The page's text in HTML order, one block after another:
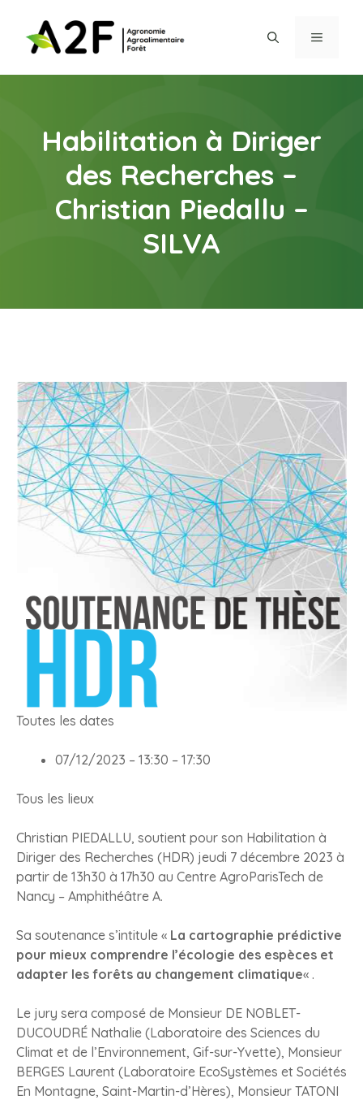
contenu
MENU
Habilitation à Diriger
des Recherches –
Christian Piedallu –
SILVA
Toutes les dates
07/12/2023 – 13:30 – 17:30
Tous les lieux
Christian PIEDALLU, soutient pour son Habilitation à
Diriger des Recherches (HDR) jeudi 7 décembre 2023 à
partir de 13h30 à 17h30 au Centre AgroParisTech de
Nancy – Amphithéâtre A.
Sa soutenance s’intitule « La cartographie prédictive
pour mieux comprendre l’écologie des espèces et
adapter les forêts au changement climatique« .
Le jury sera composé de Monsieur DE NOBLET-
DUCOUDRÉ Nathalie (Laboratoire des Sciences du
Climat et de l’Environnement, Gif-sur-Yvette), Monsieur
BERGES Laurent (Laboratoire EcoSystèmes et Sociétés
En Montagne, Saint-Martin-d’Hères), Monsieur TATONI